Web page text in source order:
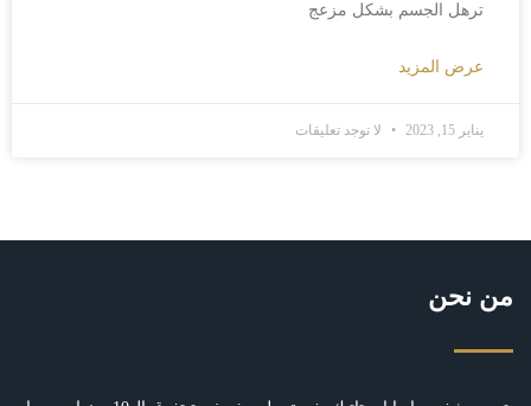
ترهل الجسم بشكل مزعج
عرض المزيد
يناير 15, 2023 لا توجد تعليقات
من نحن